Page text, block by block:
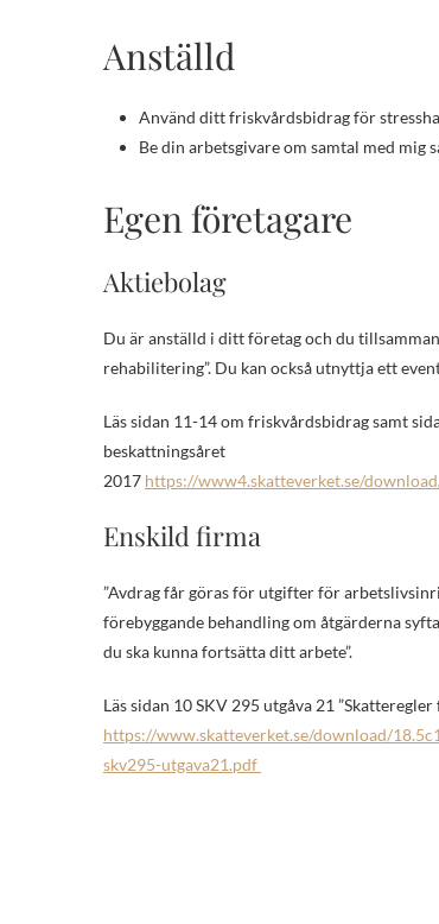
Anställd
Använd ditt friskvårdsbidrag för
Be din arbetsgivare om samtal med mig
Egen företagare
Aktiebolag
Du är anställd i ditt företag och du
rehabilitering”. Du kan också utnyttja ett
Läs sidan 11-14 om friskvårdsbidrag samt
beskattningsåret
2017 https://www4.skatteverket.se/
Enskild firma
”Avdrag får göras för utgifter för
förebyggande behandling om åtgärderna
du ska kunna fortsätta ditt arbete”.
Läs sidan 10 SKV 295 utgåva 21
https://www.skatteverket.se/download/
skv295-utgava21.pdf